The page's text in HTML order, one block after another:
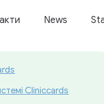
News
Cliniccards